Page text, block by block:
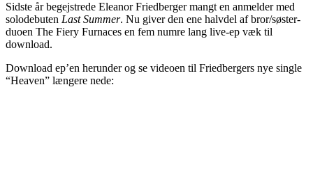
Sidste år begejstrede Eleanor Friedberger mangt en anmelder med
solodebuten Last Summer. Nu giver den ene halvdel af bror/søster-
duoen The Fiery Furnaces en fem numre lang live-ep væk til
download.
Download ep’en herunder og se videoen til Friedbergers nye single
“Heaven” længere nede: